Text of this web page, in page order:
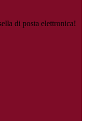
di posta elettronica!